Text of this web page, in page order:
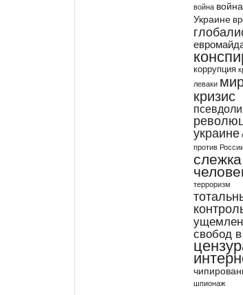
война
Украине
коррупция
леваки
кризис
украине
против
терроризм
свобод
шпионаж